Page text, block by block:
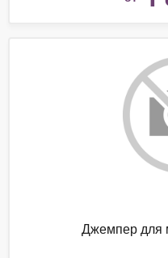
Джемпер для